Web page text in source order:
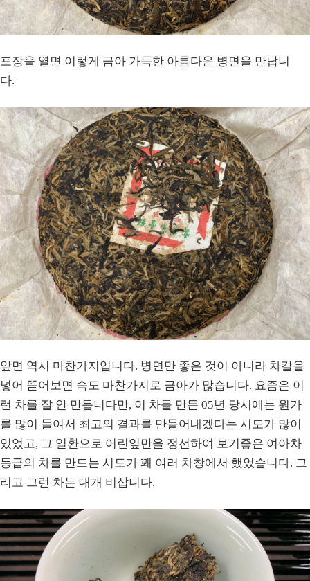
포장을 열면 이렇게 금아 가득한 아름다운 병면을 만납니
다.
앞면 역시 마찬가지입니다. 병면만 좋은 것이 아니라 차칼을
넣어 뜯어보면 속도 마찬가지로 금아가 많습니다. 요즘은 이
런 차를 잘 안 만듭니다만, 이 차를 만든 05년 당시에는 원가
를 많이 들여서 최고의 결과를 만들어내겠다는 시도가 많이
있었고, 그 일환으로 어린잎만을 정선하여 보기좋은 여아차
등급의 차를 만드는 시도가 꽤 여러 차창에서 했었습니다. 그
리고 그런 차는 대개 비삽니다.